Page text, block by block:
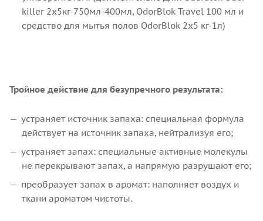
killer 2x5кг-750мл-400мл, OdorBlok Travel 100 мл и
средство для мытья полов OdorBlok 2x5 кг-1л)
Тройное действие для безупречного результата:
устраняет источник запаха: специальная формула
действует на источник запаха, нейтрализуя его;
устраняет запах: специальные активные молекулы
не перекрывают запах, а напрямую разрушают его;
преобразует запах в аромат: наполняет воздух и
ткани ароматом чистоты.